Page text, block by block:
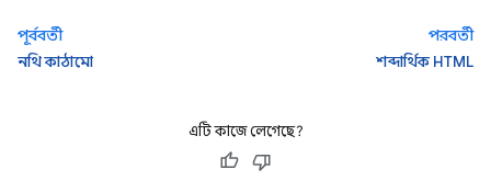
পূর্ববর্তী
নথি কাঠামো
পরবর্তী
শব্দার্থিক HTML
এটি কাজে লেগেছে?